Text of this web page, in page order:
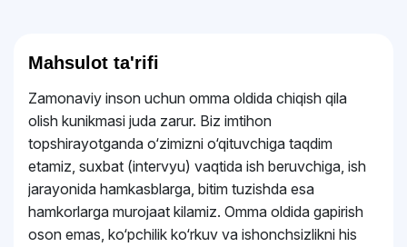
Mahsulot ta'rifi
Zamonaviy inson uchun omma oldida chiqish qila
olish kunikmasi juda zarur. Biz imtihon
topshirayotganda o‘zimizni o‘qituvchiga taqdim
etamiz, suxbat (intervyu) vaqtida ish beruvchiga, ish
jarayonida hamkasblarga, bitim tuzishda esa
hamkorlarga murojaat kilamiz. Omma oldida gapirish
oson emas, ko‘pchilik ko‘rkuv va ishonchsizlikni his